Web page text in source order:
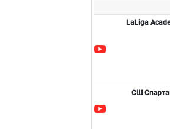
LaLiga
СШ